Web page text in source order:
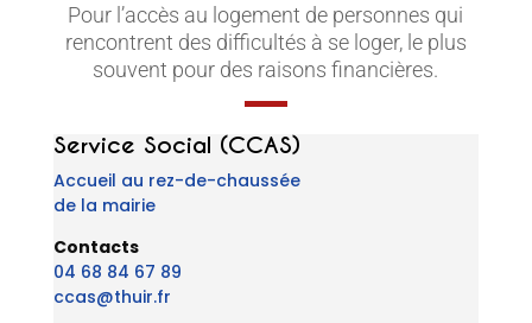
Pour l’accès au logement de personnes qui
rencontrent des difficultés à se loger, le plus
souvent pour des raisons financières.
Service Social (CCAS)
Accueil au rez-de-chaussée
de la mairie
Contacts
04 68 84 67 89
ccas@thuir.fr